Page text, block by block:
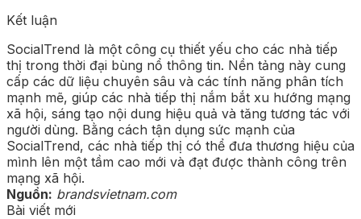
Kết luận
SocialTrend là một công cụ thiết yếu cho các nhà tiếp
thị trong thời đại bùng nổ thông tin. Nền tảng này cung
cấp các dữ liệu chuyên sâu và các tính năng phân tích
mạnh mẽ, giúp các nhà tiếp thị nắm bắt xu hướng mạng
xã hội, sáng tạo nội dung hiệu quả và tăng tương tác với
người dùng. Bằng cách tận dụng sức mạnh của
SocialTrend, các nhà tiếp thị có thể đưa thương hiệu của
mình lên một tầm cao mới và đạt được thành công trên
mạng xã hội.
Nguồn: brandsvietnam.com
Bài viết mới